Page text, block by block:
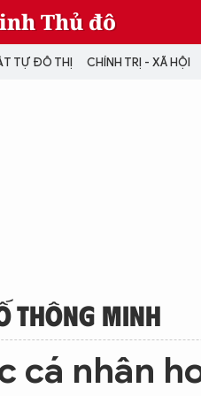
Thủ đô
TỰ ĐÔ THỊ CHÍNH TRỊ - XÃ HỘI
THÔNG MINH
cá nhân